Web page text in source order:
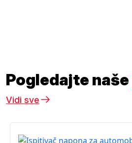
Pogledajte naše
Vidi sve